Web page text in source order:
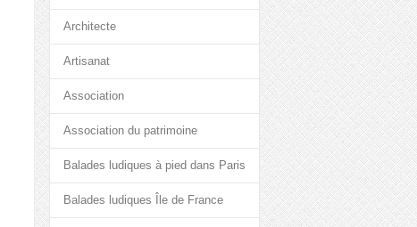
Architecte
Artisanat
Association
Association du patrimoine
Balades ludiques à pied dans Paris
Balades ludiques Île de France